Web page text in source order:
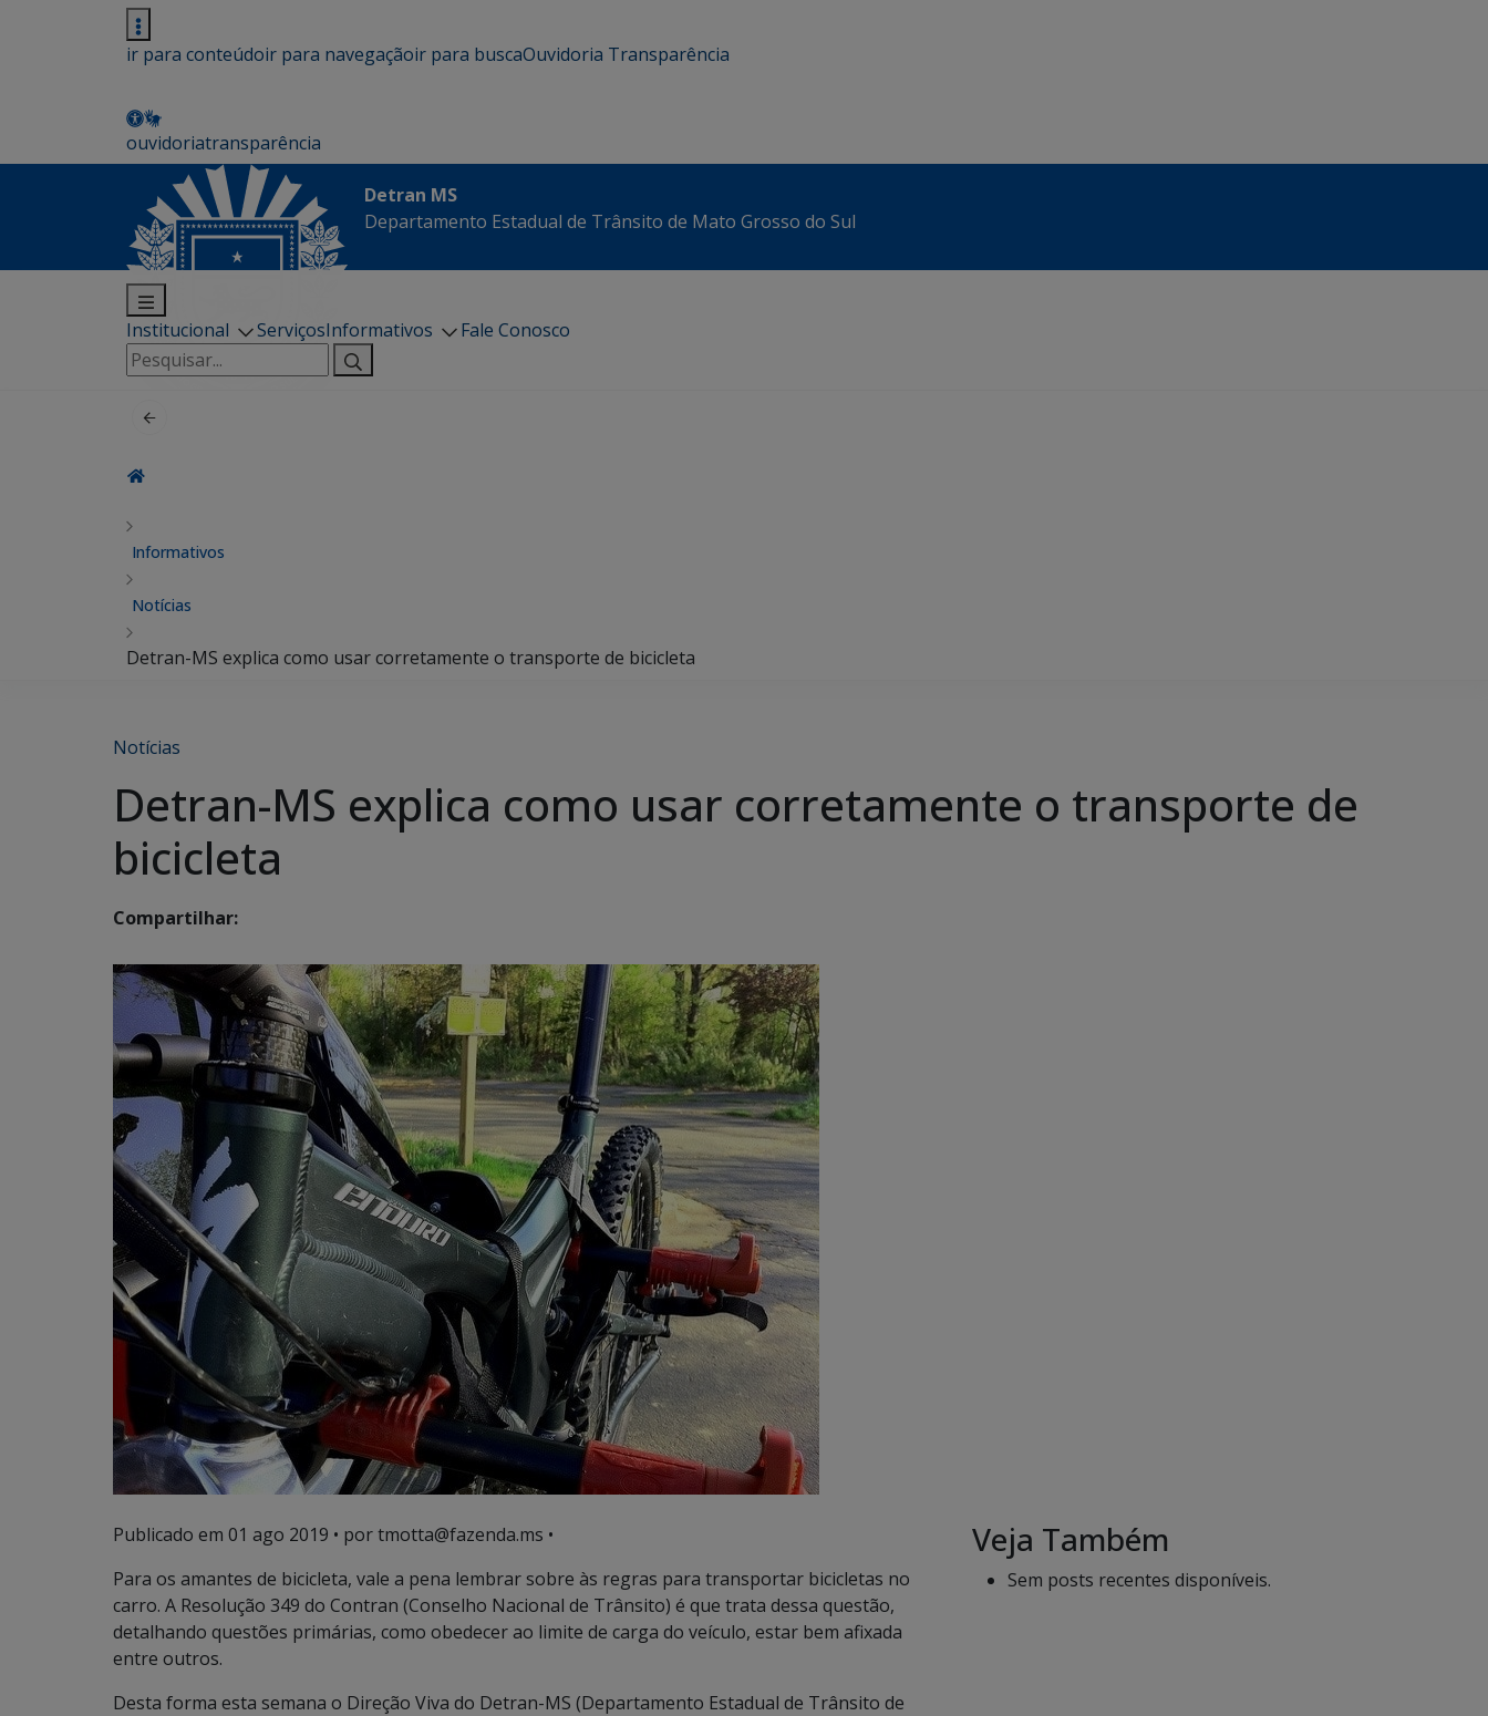
ir para conteúdoir para navegaçãoir para buscaOuvidoria Transparência
ouvidoriatransparência
Detran MS
Departamento Estadual de Trânsito de Mato Grosso do Sul
Institucional ServiçosInformativos
Fale Conosco
Pesquisar
por:
Informativos
Notícias
Detran-MS explica como usar corretamente o transporte de bicicleta
Notícias
Detran-MS explica como usar corretamente o transporte de
bicicleta
Compartilhar:
Publicado em 01 ago 2019 • por tmotta@fazenda.ms •
Para os amantes de bicicleta, vale a pena lembrar sobre às regras para transportar bicicletas no
carro. A Resolução 349 do Contran (Conselho Nacional de Trânsito) é que trata dessa questão,
detalhando questões primárias, como obedecer ao limite de carga do veículo, estar bem afixada
entre outros.
Desta forma esta semana o Direção Viva do Detran-MS (Departamento Estadual de Trânsito de
Veja Também
Sem posts recentes disponíveis.